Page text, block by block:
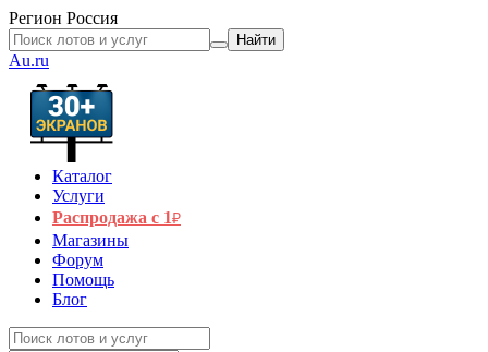
Регион Россия
Найти
Au.ru
Каталог
Услуги
Распродажа с 1₽
Магазины
Форум
Помощь
Блог